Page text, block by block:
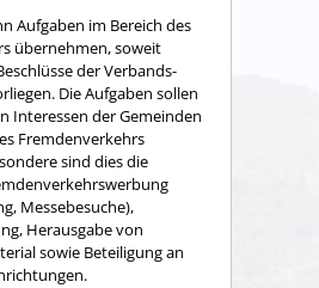
Aufgaben im Bereich des
übernehmen, soweit
der Verbands­
Die Aufgaben sollen
Interessen der Gemeinden
Fremdenverkehrs
sind dies die
Messebesuche),
Herausgabe von
sowie Betei­ligung an